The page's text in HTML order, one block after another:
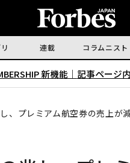
連載 コラムニスト
新機能｜ 記事ページ
、プレミアム航空券の売上が